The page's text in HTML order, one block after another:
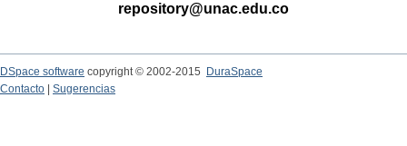
repository@unac.edu.co
DSpace software copyright © 2002-2015
DuraSpace
Contacto
Sugerencias